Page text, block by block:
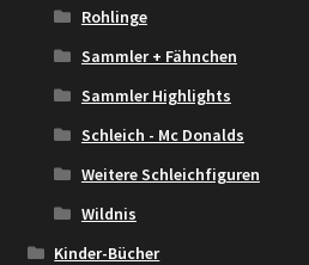
Rohlinge
Sammler + Fähnchen
Sammler Highlights
Schleich - Mc Donalds
Weitere Schleichfiguren
Wildnis
Kinder-Bücher